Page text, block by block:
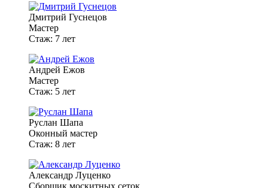
Дмитрий Гуснецов
Мастер
Стаж: 7 лет
Андрей Ежов
Мастер
Стаж: 5 лет
Руслан Шапа
Оконный мастер
Стаж: 8 лет
Александр Луценко
Сборщик москитных сеток